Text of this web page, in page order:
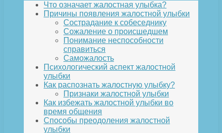
Что означает жалостная улыбка?
Причины появления жалостной улыбки
Сострадание к собеседнику
Сожаление о происшедшем
Понимание неспособности
справиться
Саможалость
Психологический аспект жалостной
улыбки
Как распознать жалостную улыбку?
Признаки жалостной улыбки
Как избежать жалостной улыбки во
время общения
Способы преодоления жалостной
улыбки